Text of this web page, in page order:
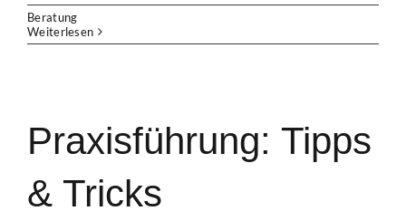
Beratung
Weiterlesen
Praxisführung: Tipps
& Tricks